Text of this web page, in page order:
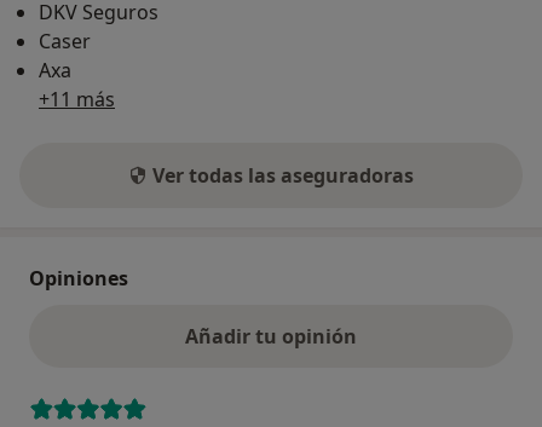
DKV Seguros
Caser
Axa
+11 más
Ver todas las aseguradoras
Opiniones
Añadir tu opinión